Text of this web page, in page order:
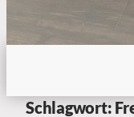
Schlagwort: